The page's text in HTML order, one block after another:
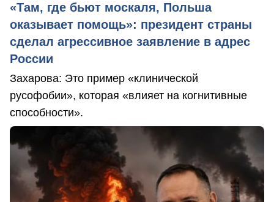
«Там, где бьют москаля, Польша
оказывает помощь»: президент страны
сделал агрессивное заявление в адрес
России
Захарова: Это пример «клинической
русофобии», которая «влияет на когнитивные
способности».